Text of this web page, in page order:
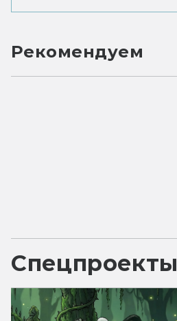
Рекомендуем
Спецпроекты